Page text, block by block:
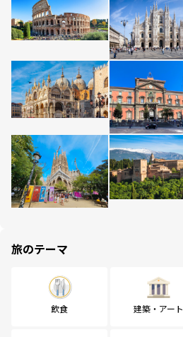
旅のテーマ
飲食 建築・アート